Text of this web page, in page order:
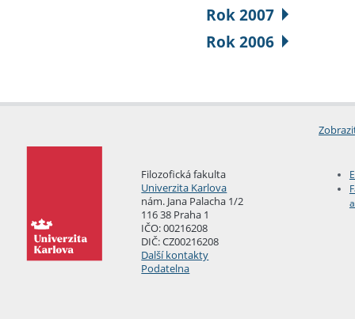
Rok 2007
Rok 2006
Filozofická fakulta
Univerzita Karlova
nám. Jana Palacha 1/2
116 38 Praha 1
IČO: 00216208
DIČ: CZ00216208
Další kontakty
Podatelna